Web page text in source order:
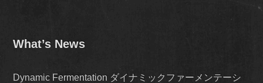
What’s News
Dynamic Fermentation ダイナミックファーメンテーシ